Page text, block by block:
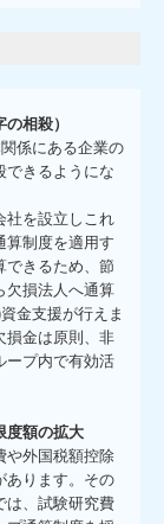
相殺）
係にある企業の
できるようにな
社を設立しこれ
算制度を適用す
できるため、節
欠損法人へ通算
金支援が行えま
損金は原則、非
ープ内で有効活
度額の拡大
や外国税額控除
あります。その
は、試験研究費